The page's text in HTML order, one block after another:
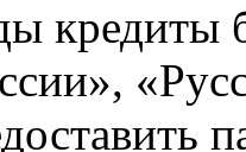
кредиты